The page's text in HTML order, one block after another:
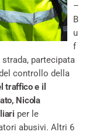
–
B
u
f
partecipata
controllo della
traffico e il
Nicola
per le
abusivi. Altri 6